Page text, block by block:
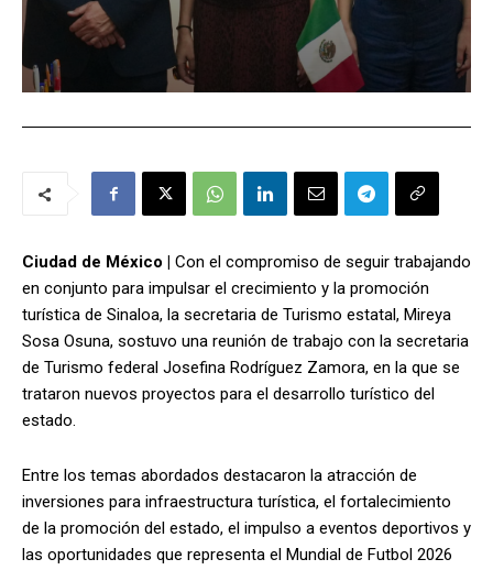
Ciudad de México | Con el compromiso de seguir trabajando
en conjunto para impulsar el crecimiento y la promoción
turística de Sinaloa, la secretaria de Turismo estatal, Mireya
Sosa Osuna, sostuvo una reunión de trabajo con la secretaria
de Turismo federal Josefina Rodríguez Zamora, en la que se
trataron nuevos proyectos para el desarrollo turístico del
estado.
Entre los temas abordados destacaron la atracción de
inversiones para infraestructura turística, el fortalecimiento
de la promoción del estado, el impulso a eventos deportivos y
las oportunidades que representa el Mundial de Futbol 2026